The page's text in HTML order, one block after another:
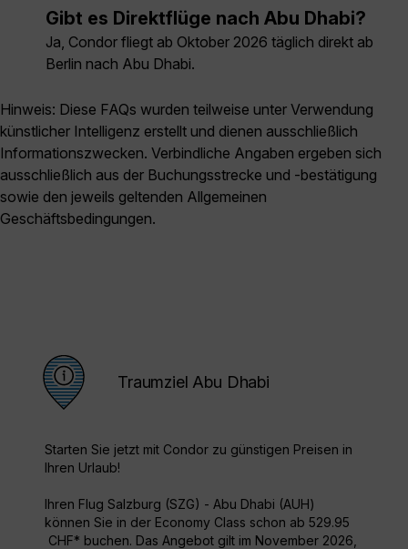
Gibt es Direktflüge nach Abu Dhabi?
Ja, Condor fliegt ab Oktober 2026 täglich direkt ab
Berlin nach Abu Dhabi.
Hinweis: Diese FAQs wurden teilweise unter Verwendung
künstlicher Intelligenz erstellt und dienen ausschließlich
Informationszwecken. Verbindliche Angaben ergeben sich
ausschließlich aus der Buchungsstrecke und -bestätigung
sowie den jeweils geltenden Allgemeinen
Geschäftsbedingungen.
Traumziel Abu Dhabi
Starten Sie jetzt mit Condor zu günstigen Preisen in
Ihren Urlaub!
Ihren Flug Salzburg (SZG) - Abu Dhabi (AUH)
können Sie in der Economy Class schon ab 529.95
CHF* buchen. Das Angebot gilt im November 2026,